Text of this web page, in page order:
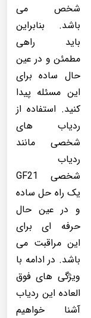
شخص می
باشد. بنابراین
باید راهی
مطمئن و در عین
حال ساده برای
این مسئله پیدا
کنید. استفاده از
ردیاب های
شخصی مانند
ردیاب
شخصی GF21
یک راه حل ساده
و در عین حال
حرفه ای برای
این مراقبت می
باشد. در ادامه با
ویژگی های فوق
العاده این ردیاب
آشنا خواهیم